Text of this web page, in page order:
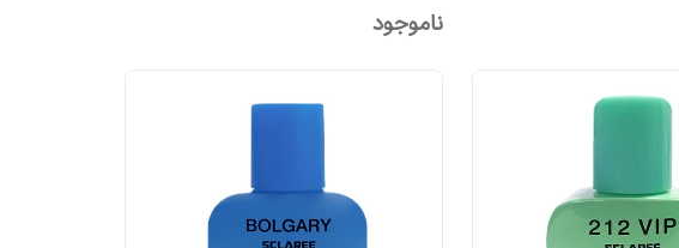
ناموجود